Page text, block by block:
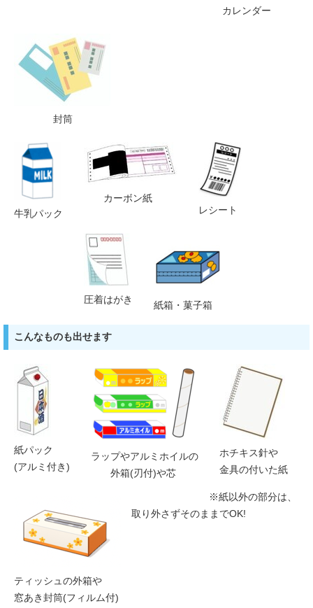
カレンダー
封筒
牛乳パック
カーボン紙
レシート
圧着はがき
紙箱・菓子箱
こんなものも出せます
紙パック
(アルミ付き)
ラップやアルミホイルの
外箱(刃付)や芯
ホチキス針や
金具の付いた紙
ティッシュの外箱や
窓あき封筒(フィルム付)
※紙以外の部分は、
取り外さずそのままでOK!